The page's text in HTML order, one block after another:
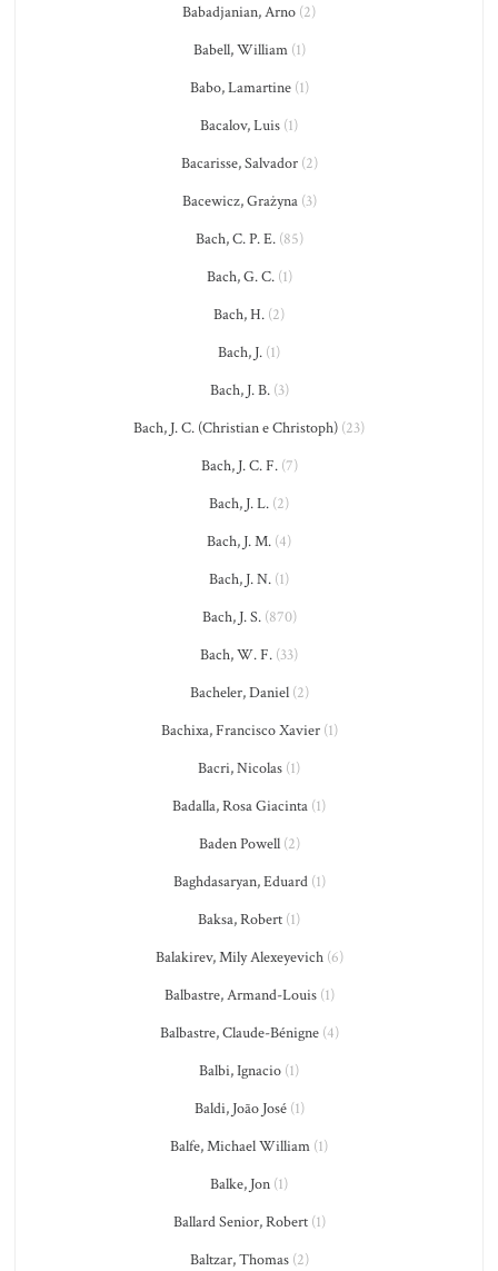
Babadjanian, Arno (2)
Babell, William(1)
Babo, Lamartine(1)
Bacalov, Luis (1)
Bacarisse, Salvador(2)
Bacewicz, Grażyna(3)
Bach, C. P. E.(85)
Bach, G. C.(1)
Bach, H. (2)
Bach, J. (1)
Bach, J. B.(3)
Bach, J. C. (Christian e Christoph) (23)
Bach, J. C. F.(7)
Bach, J. L. (2)
Bach, J. M. (4)
Bach, J. N. (1)
Bach, J. S.(870)
Bach, W. F. (33)
Bacheler, Daniel(2)
Bachixa, Francisco Xavier(1)
Bacri, Nicolas (1)
Badalla, Rosa Giacinta (1)
Baden Powell(2)
Baghdasaryan, Eduard(1)
Baksa, Robert (1)
Balakirev, Mily Alexeyevich(6)
Balbastre, Armand-Louis(1)
Balbastre, Claude-Bénigne(4)
Balbi, Ignacio (1)
Baldi, João José(1)
Balfe, Michael William (1)
Balke, Jon (1)
Ballard Senior, Robert(1)
Baltzar, Thomas(2)